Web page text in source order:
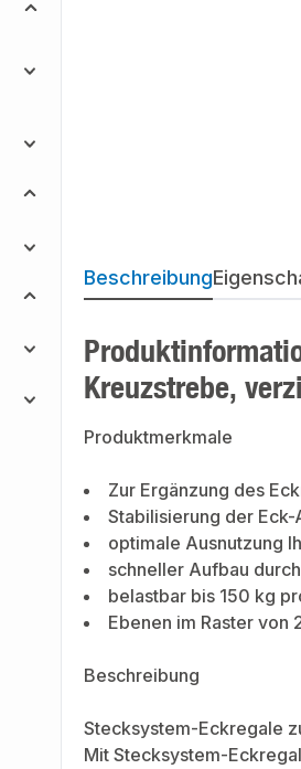
Beschreibung
Kreuzstrebe,
Produktmerkmale
Zur Ergänzung des
Stabilisierung der
optimale Ausnutzung
schneller Aufbau
belastbar bis 150 kg
Ebenen im Raster von
Beschreibung
Stecksystem-Eckregale
Mit Stecksystem-